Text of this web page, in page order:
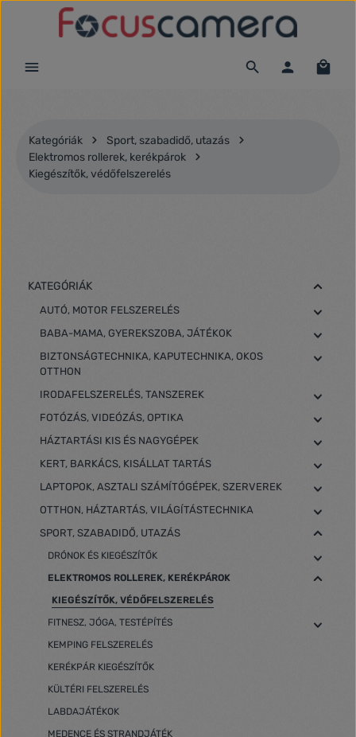
Ugrás a fő tartalomra
Kategóriák
Sport, szabadidő, utazás
Elektromos rollerek, kerékpárok
Kiegészítők, védőfelszerelés
KATEGÓRIÁK
AUTÓ, MOTOR FELSZERELÉS
BABA-MAMA, GYEREKSZOBA, JÁTÉKOK
BIZTONSÁGTECHNIKA, KAPUTECHNIKA, OKOS
OTTHON
IRODAFELSZERELÉS, TANSZEREK
FOTÓZÁS, VIDEÓZÁS, OPTIKA
HÁZTARTÁSI KIS ÉS NAGYGÉPEK
KERT, BARKÁCS, KISÁLLAT TARTÁS
LAPTOPOK, ASZTALI SZÁMÍTÓGÉPEK, SZERVEREK
OTTHON, HÁZTARTÁS, VILÁGÍTÁSTECHNIKA
SPORT, SZABADIDŐ, UTAZÁS
DRÓNOK ÉS KIEGÉSZÍTŐK
ELEKTROMOS ROLLEREK, KERÉKPÁROK
KIEGÉSZÍTŐK, VÉDŐFELSZERELÉS
FITNESZ, JÓGA, TESTÉPÍTÉS
KEMPING FELSZERELÉS
KERÉKPÁR KIEGÉSZÍTŐK
KÜLTÉRI FELSZERELÉS
LABDAJÁTÉKOK
MEDENCE ÉS STRANDJÁTÉK